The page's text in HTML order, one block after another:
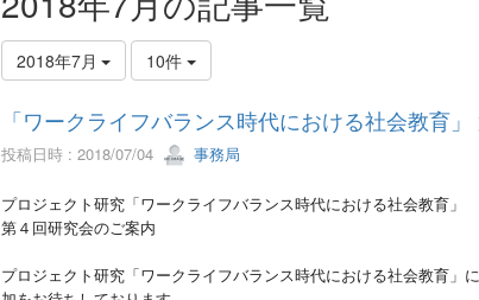
2018年7月 10件
「ワークライフバランス時代における社会教育
投稿日時 : 2018/07/04 事務局
プロジェクト研究「ワークライフバランス時代における社会教育」
第４回研究会のご案内
プロジェクト研究「ワークライフバランス時代における社会教育